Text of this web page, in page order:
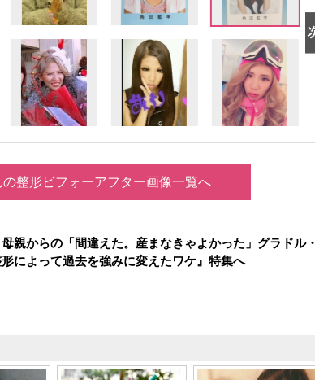
整形ビフォーアフター画像一覧へ
親からの「間違えた。産まなきゃよかった」グラドル・
によって過去を強みに変えたワケ』特集へ